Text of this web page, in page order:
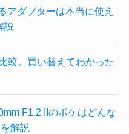
アダプターは本当に使え
説
較。買い替えてわかった
F1.2 IIのボケはどんな
解説